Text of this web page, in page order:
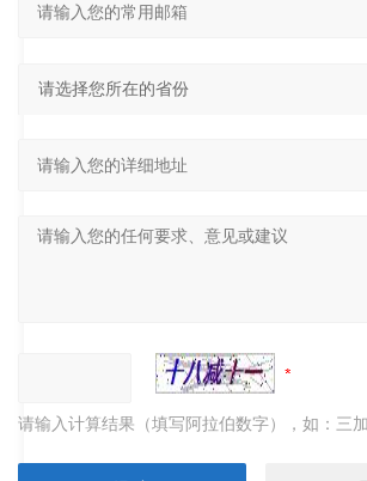
请输入计算结果（填写阿拉伯数字），如：三